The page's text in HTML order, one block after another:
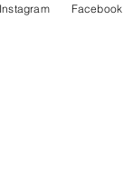
Instagram Facebook